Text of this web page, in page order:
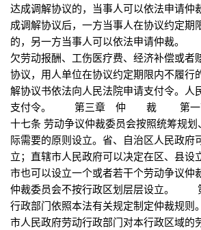
达成调解协议的，当事人可以依法申
成调解协议后，一方当事人在协议约定期
的，另一方当事人可以依法申请仲裁
欠劳动报酬、工伤医疗费、经济补偿或者
协议，用人单位在协议约定期限内不履行
解协议书依法向人民法院申请支付令。人
支付令。 第三章 仲 裁 第一
十七条 劳动争议仲裁委员会按照统筹规
际需要的原则设立。省、自治区人民政府
立；直辖市人民政府可以决定在区、县设
市也可以设立一个或者若干个劳动争议仲
仲裁委员会不按行政区划层层设立。
行政部门依照本法有关规定制定仲裁规则
市人民政府劳动行政部门对本行政区域的